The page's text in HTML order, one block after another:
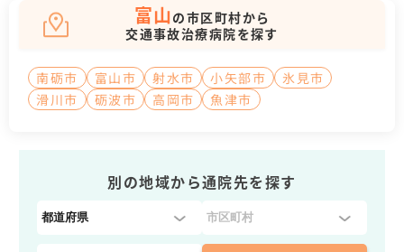
富山の市区町村から
交通事故治療病院を探す
南砺市 富山市 射水市 小矢部市
氷見市
滑川市
砺波市 高岡市 魚津市
別の地域から通院先を探す
都